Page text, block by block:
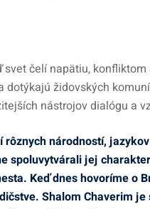
čelí napätiu,
židovských
nástrojov dialógu a
národností,
spoluvytvárali jej
Keď dnes hovoríme o
Shalom Chaverim